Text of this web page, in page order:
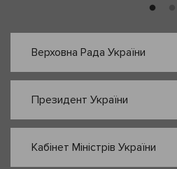
Верховна Рада України
Президент України
Кабінет Міністрів України